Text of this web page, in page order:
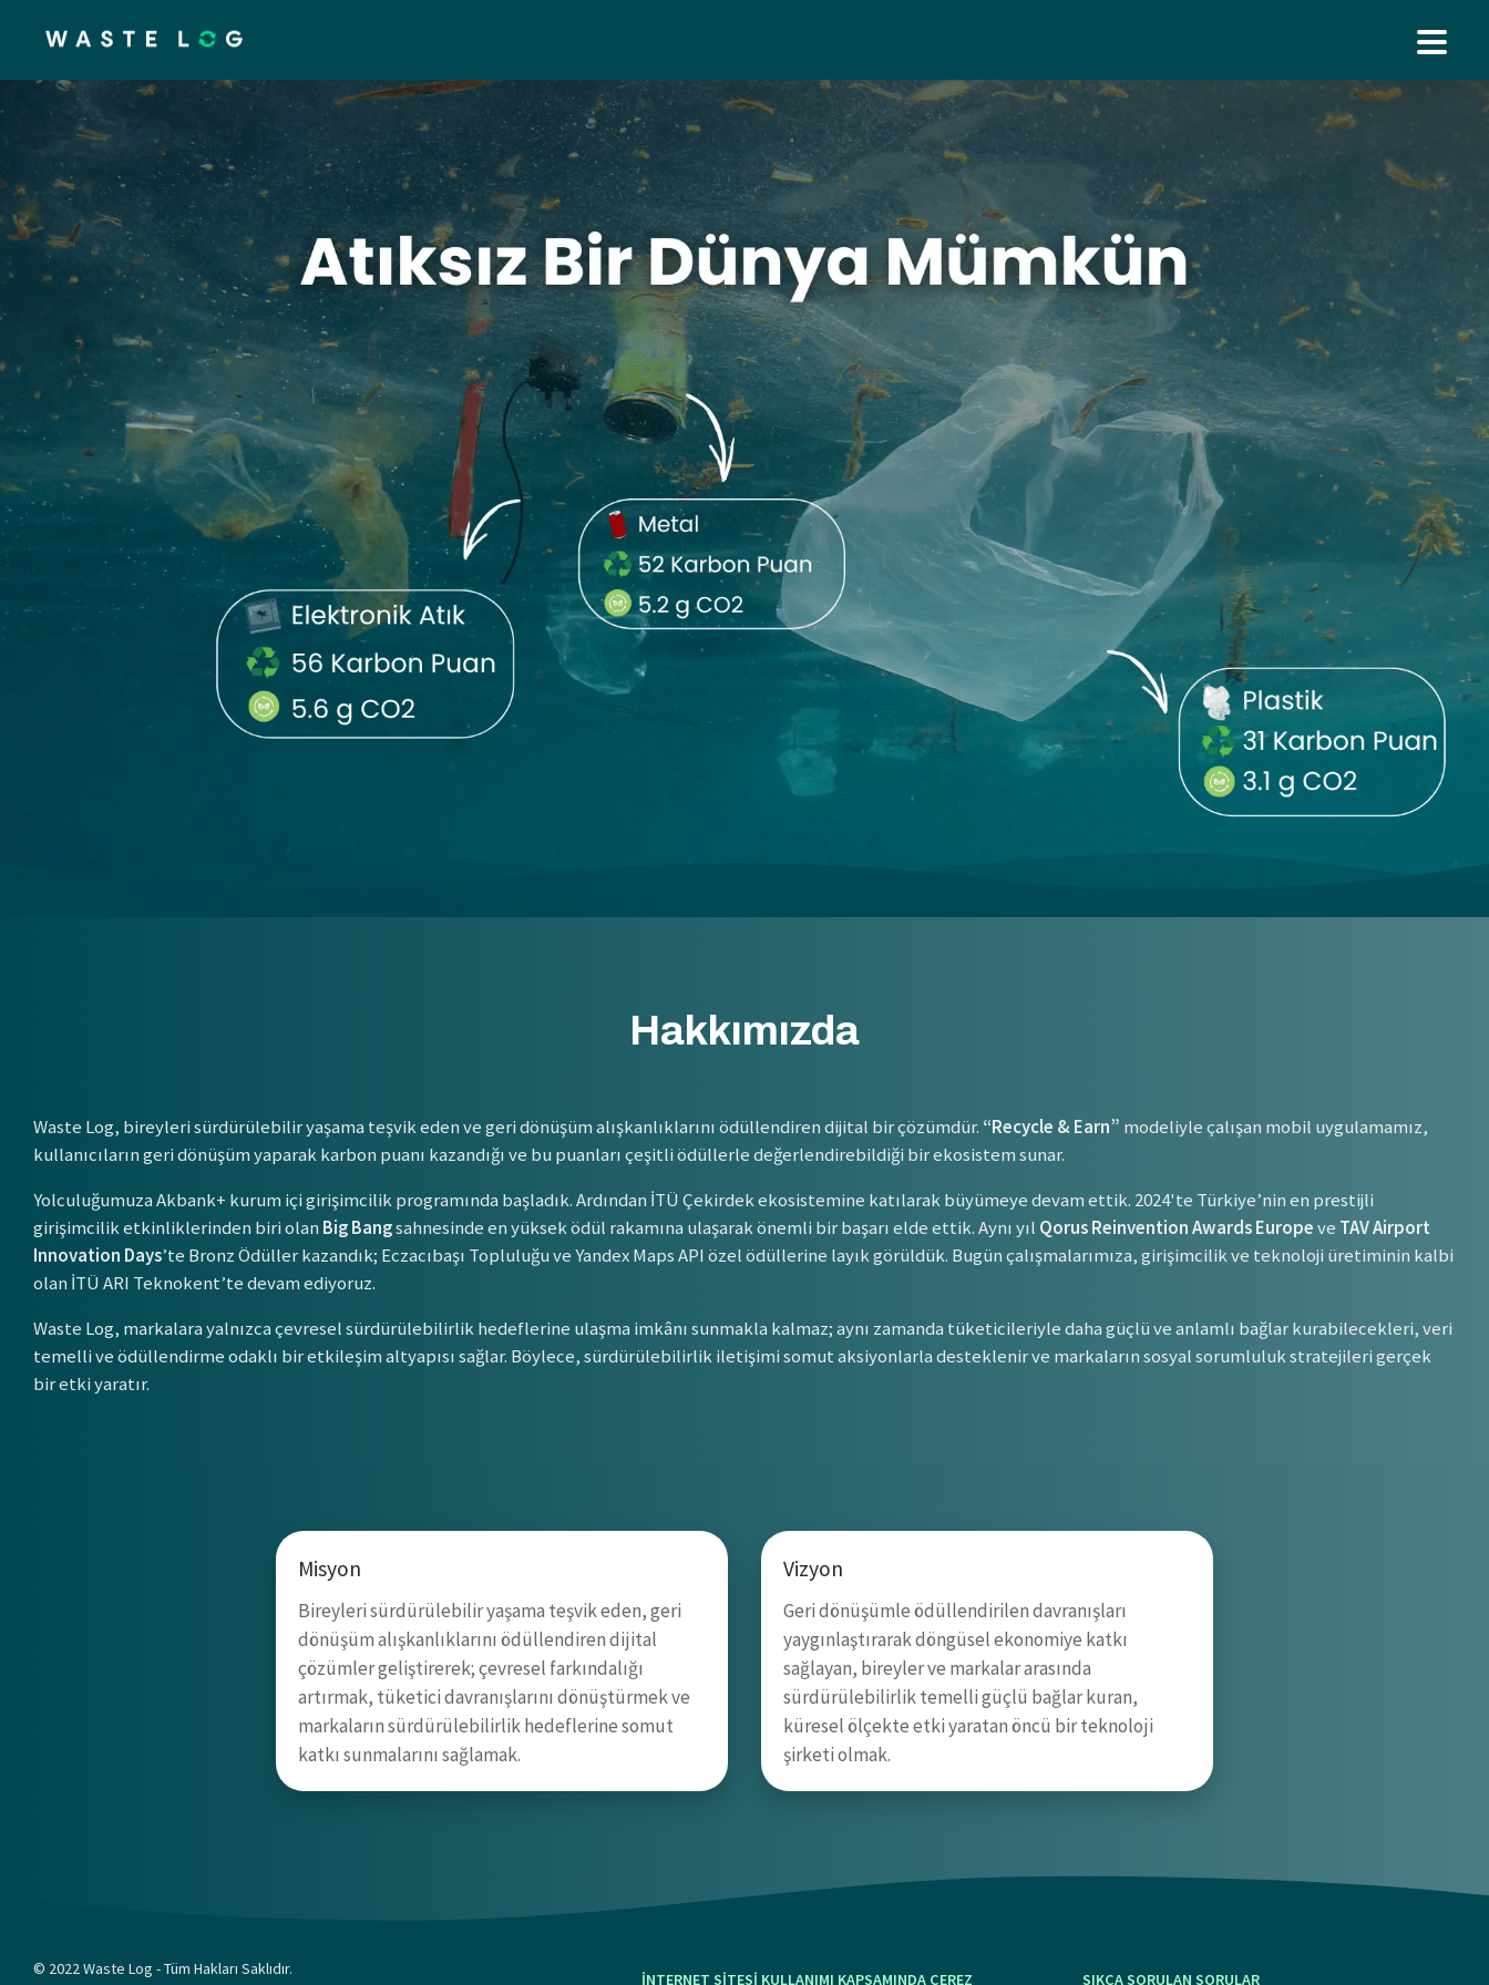
Hakkımızda
Waste Log, bireyleri sürdürülebilir yaşama teşvik eden ve geri dönüşüm alışkanlıklarını ödüllendiren dijital bir çözümdür. “Recycle & Earn” modeliyle çalışan mobil uygulamamız,
kullanıcıların geri dönüşüm yaparak karbon puanı kazandığı ve bu puanları çeşitli ödüllerle değerlendirebildiği bir ekosistem sunar.
Yolculuğumuza Akbank+ kurum içi girişimcilik programında başladık. Ardından İTÜ Çekirdek ekosistemine katılarak büyümeye devam ettik. 2024'te Türkiye’nin en prestijli
girişimcilik etkinliklerinden biri olan Big Bangsahnesinde en yüksek ödül rakamına ulaşarak önemli bir başarı elde ettik. Aynı yıl Qorus Reinvention Awards Europeve TAV Airport
Innovation Days’te Bronz Ödüller kazandık; Eczacıbaşı Topluluğu ve Yandex Maps API özel ödüllerine layık görüldük. Bugün çalışmalarımıza, girişimcilik ve teknoloji üretiminin kalbi
olan İTÜ ARI Teknokent’te devam ediyoruz.
Waste Log, markalara yalnızca çevresel sürdürülebilirlik hedeflerine ulaşma imkânı sunmakla kalmaz; aynı zamanda tüketicileriyle daha güçlü ve anlamlı bağlar kurabilecekleri, veri
temelli ve ödüllendirme odaklı bir etkileşim altyapısı sağlar. Böylece, sürdürülebilirlik iletişimi somut aksiyonlarla desteklenir ve markaların sosyal sorumluluk stratejileri gerçek
bir etki yaratır.
Misyon
Bireyleri sürdürülebilir yaşama teşvik eden, geri
dönüşüm alışkanlıklarını ödüllendiren dijital
çözümler geliştirerek; çevresel farkındalığı
artırmak, tüketici davranışlarını dönüştürmek ve
markaların sürdürülebilirlik hedeflerine somut
katkı sunmalarını sağlamak.
Vizyon
Geri dönüşümle ödüllendirilen davranışları
yaygınlaştırarak döngüsel ekonomiye katkı
sağlayan, bireyler ve markalar arasında
sürdürülebilirlik temelli güçlü bağlar kuran,
küresel ölçekte etki yaratan öncü bir teknoloji
şirketi olmak.
© 2022 Waste Log - Tüm Hakları Saklıdır.
İNTERNET SİTESİ KULLANIMI KAPSAMINDA ÇEREZ SIKÇA SORULAN SORULAR